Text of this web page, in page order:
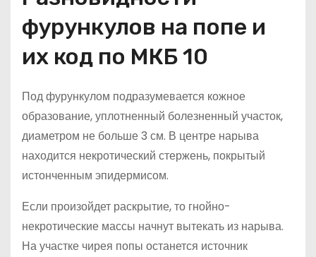
фурункулов на попе и
их код по МКБ 10
Под фурункулом подразумевается кожное
образование, уплотненный болезненный участок,
диаметром не больше 3 см. В центре нарыва
находится некротический стержень, покрытый
истонченным эпидермисом.
Если произойдет раскрытие, то гнойно-
некротические массы начнут вытекать из нарыва.
На участке чирея попы останется источник